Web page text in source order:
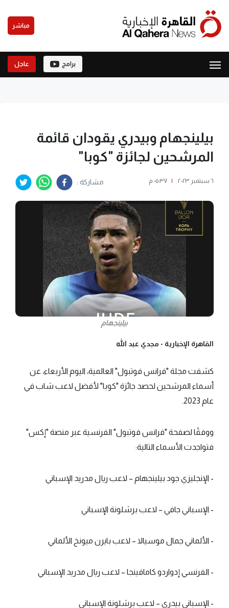
مباشر
برامج عاجل
بيلينجهام وبيدري يقودان قائمة
المرشحين لجائزة "كوبا"
٦ سبتمبر ٢٠٢٣ | ٠٥:٣٧ م مشاركة :
بيلينجهام
القاهرة الإخبارية - مجدي عبد الله
كشفت مجلة "فرانس فوتبول" العالمية، اليوم الأربعاء، عن
أسماء المرشحين لحصد جائزة "كوبا" لأفضل لاعب شاب في
عام 2023.
ووفقًا لصفحة "فرانس فوتبول" الفرنسية عبر منصة "إكس"
فتواجدت الأسماء التالية:
- الإنجليزي جود بيلينجهام – لاعب ريال مدريد الإسباني
- الإسباني جافي – لاعب برشلونة الإسباني
- الألماني جمال موسيالا – لاعب بايرن ميونخ الألماني
- الفرنسي إدواردو كامافينجا – لاعب ريال مدريد الإسباني
- الإسباني بيدري – لاعب برشلونة الإسباني